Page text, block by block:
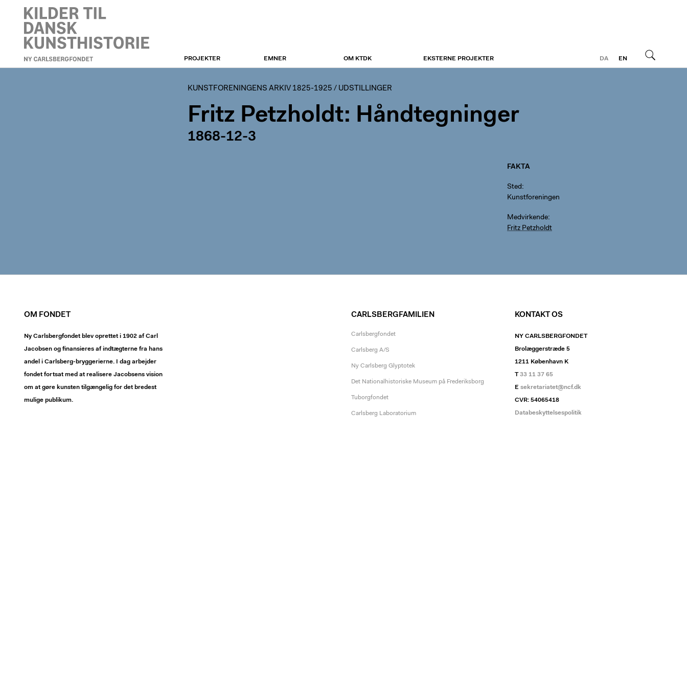
KUNSTFORENINGEN
DA
EN
PROJEKTER EMNER OM KTDK EKSTERNE PROJEKTER
KUNSTFORENINGENS ARKIV 1825-1925 / UDSTILLINGER
Fritz Petzholdt: Håndtegninger
1868-12-3
FAKTA
Sted
Kunstforeningen
Medvirkende
Fritz Petzholdt
OM FONDET
Ny Carlsbergfondet blev oprettet i 1902 af Carl
Jacobsen og finansieres af indtægterne fra hans
andel i Carlsberg-bryggerierne. I dag arbejder
fondet fortsat med at realisere Jacobsens vision
om at gøre kunsten tilgængelig for det bredest
mulige publikum.
CARLSBERGFAMILIEN
Carlsbergfondet
Carlsberg A/S
Ny Carlsberg Glyptotek
Det Nationalhistoriske Museum på Frederiksborg
Tuborgfondet
Carlsberg Laboratorium
KONTAKT OS
NY CARLSBERGFONDET
Brolæggerstræde 5
1211 København K
T33 11 37 65
E sekretariatet@ncf.dk
CVR: 54065418
Databeskyttelsespolitik